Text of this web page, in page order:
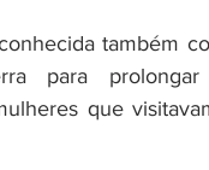
também
para
que